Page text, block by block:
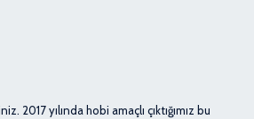
2017 yılında hobi amaçlı çıktığımız bu